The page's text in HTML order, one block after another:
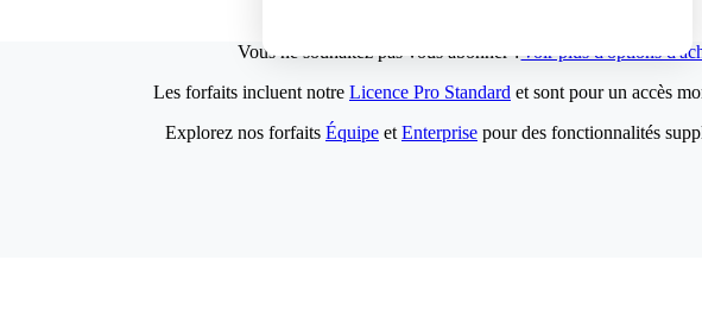
Vous ne souhaitez pas vous abonner ?Voir plus d'options
Les forfaits incluent notre Licence Pro Standard et sont pour un accès
Explorez nos forfaits Équipe et Enterprise pour des fonctionnalités